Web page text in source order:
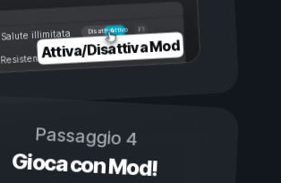
Attivo
Disattivo
Salute illimitata
Resistenza illimitata
Attiva/Disattiva Mod
Passaggio 4
Gioca con Mod!